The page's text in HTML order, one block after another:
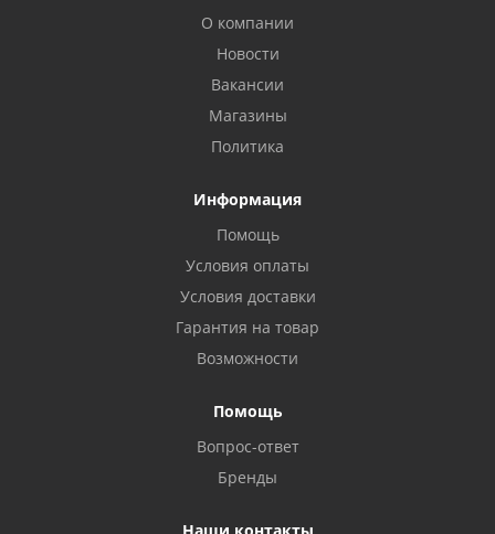
О компании
Новости
Вакансии
Магазины
Политика
Информация
Помощь
Условия оплаты
Условия доставки
Гарантия на товар
Возможности
Помощь
Вопрос-ответ
Бренды